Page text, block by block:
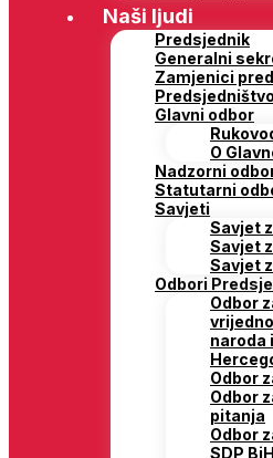
Naši ljudi
Predsjednik
Generalni
Zamjenici
Predsjedništvo
Glavni odbor
O
Nadzorni
Statutarni
Savjeti
Savjet
Savjet
Savjet
Odbori
Odbor
naroda
Odbor
Odbor
pitanja
Odbor
SDP BiH